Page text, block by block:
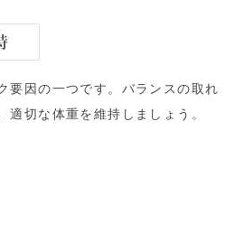
要因の一つです。バランスの取れ
適切な体重を維持しましょう。